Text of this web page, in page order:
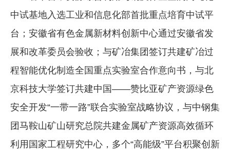
中试基地入选工业和信息化部首批重点培育中试平
台；安徽省有色金属新材料创新中心通过安徽省发
展和改革委员会验收；与矿冶集团签订共建矿冶过
程智能优化制造全国重点实验室合作意向书，与北
京科技大学签订共建中国——赞比亚矿产资源绿色
安全开发“一带一路”联合实验室战略协议，与中钢集
团马鞍山矿山研究总院共建金属矿产资源高效循环
利用国家工程研究中心，多个“高能级”平台积聚创新